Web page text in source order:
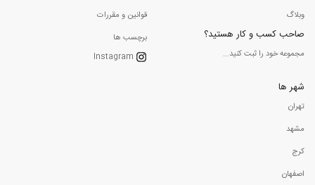
وبلاگ
صاحب کسب و کار هستید؟
مجموعه خود را ثبت کنید...
قوانین و مقررات
برچسب ها
Instagram
شهر ها
تهران
مشهد
کرج
اصفهان